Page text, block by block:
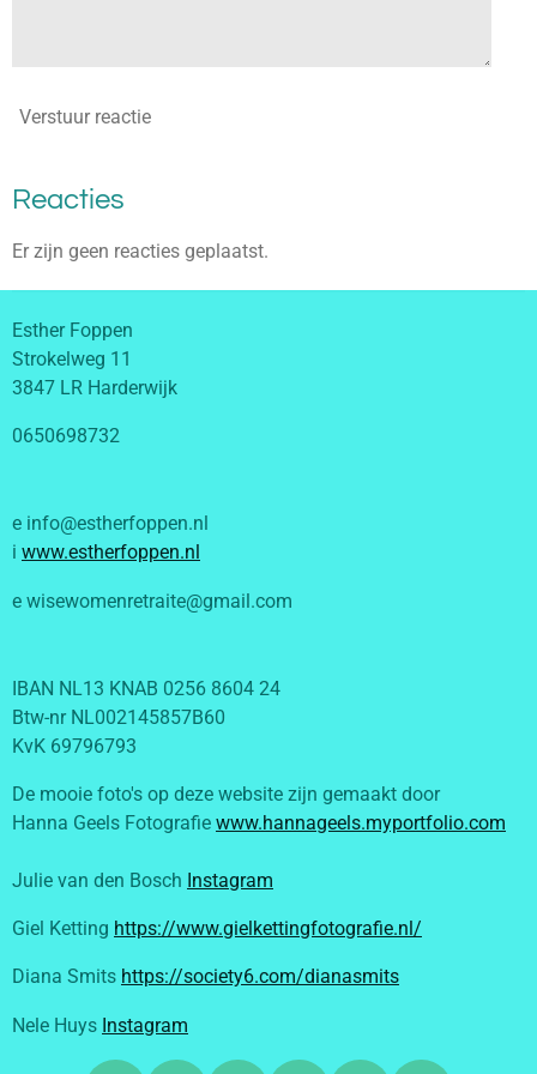
Verstuur reactie
Reacties
Er zijn geen reacties geplaatst.
Esther Foppen
Strokelweg 11
3847 LR Harderwijk
0650698732
e info@estherfoppen.nl
i www.estherfoppen.nl
e wisewomenretraite@gmail.com
IBAN NL13 KNAB 0256 8604 24
Btw-nr NL002145857B60
KvK 69796793
De mooie foto's op deze website zijn gemaakt door
Hanna Geels Fotografie www.hannageels.myportfolio.com
Julie van den Bosch Instagram
Giel Ketting https://www.gielkettingfotografie.nl/
Diana Smits https://society6.com/dianasmits
Nele Huys Instagram